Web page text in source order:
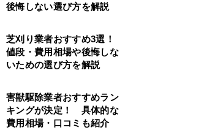
後悔しない選び方を解説
芝刈り業者おすすめ3選！
値段・費用相場や後悔しな
いための選び方を解説
害獣駆除業者おすすめラン
キングが決定！ 具体的な
費用相場・口コミも紹介